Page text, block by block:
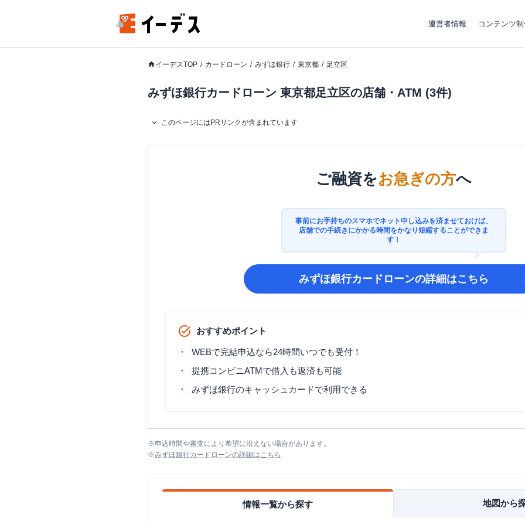
運営者情報 コンテンツ
イーデスTOP カードローン みずほ銀行 東京都 足立区
みずほ銀行カードローン 東京都足立区の店舗・ATM (3件)
このページにはPRリンクが含まれています
ご融資をお急ぎの方へ
事前にお手持ちのスマホでネット申し込みを済ませておけば、
店舗での手続きにかかる時間をかなり短縮することができま
す！
みずほ銀行カードローンの詳細はこちら
おすすめポイント
WEBで完結申込なら24時間いつでも受付！
提携コンビニATMで借入も返済も可能
みずほ銀行のキャッシュカードで利用できる
※申込時間や審査により希望に沿えない場合があります。
※みずほ銀行カードローンの詳細はこちら
情報一覧から探す 地図から